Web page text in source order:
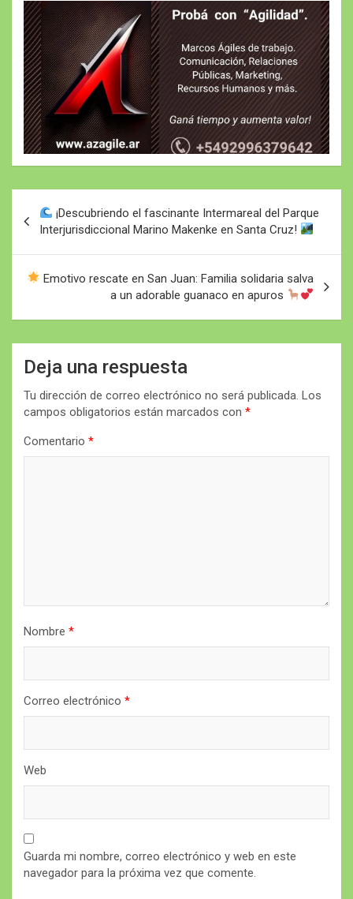
de
entradas
¡Descubriendo el fascinante Intermareal del Parque
Interjurisdiccional Marino Makenke en Santa Cruz!
Emotivo rescate en San Juan: Familia solidaria salva
a un adorable guanaco en apuros
Deja una respuesta
Tu dirección de correo electrónico no será publicada. Los
campos obligatorios están marcados con *
Comentario *
Nombre *
Correo electrónico *
Web
Guarda mi nombre, correo electrónico y web en este
navegador para la próxima vez que comente.